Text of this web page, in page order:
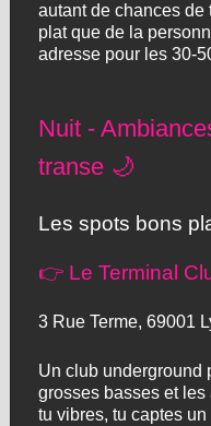
autant de chances de
plat que de la
adresse pour les 30-
Nuit -
transe 🌙
Les spots bons
👉 Le Terminal
3 Rue Terme, 69001
Un club underground
grosses basses et
tu vibres, tu captes